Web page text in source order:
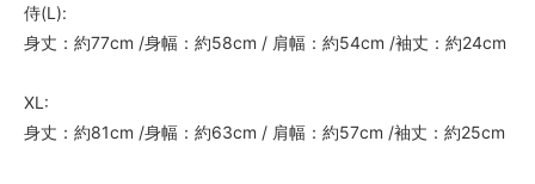
侍(L):
身丈：約77cm /身幅：約58cm / 肩幅：約54cm /袖丈：約24cm
XL:
身丈：約81cm /身幅：約63cm / 肩幅：約57cm /袖丈：約25cm